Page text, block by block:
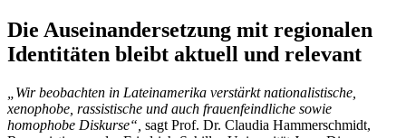
Die Auseinandersetzung mit regionalen
Identitäten bleibt aktuell und relevant
„Wir beobachten in Lateinamerika verstärkt nationalistische,
xenophobe, rassistische und auch frauenfeindliche sowie
homophobe Diskurse“, sagt Prof. Dr. Claudia Hammerschmidt,